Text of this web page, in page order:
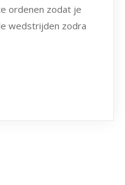
ordenen zodat je
wedstrijden zodra